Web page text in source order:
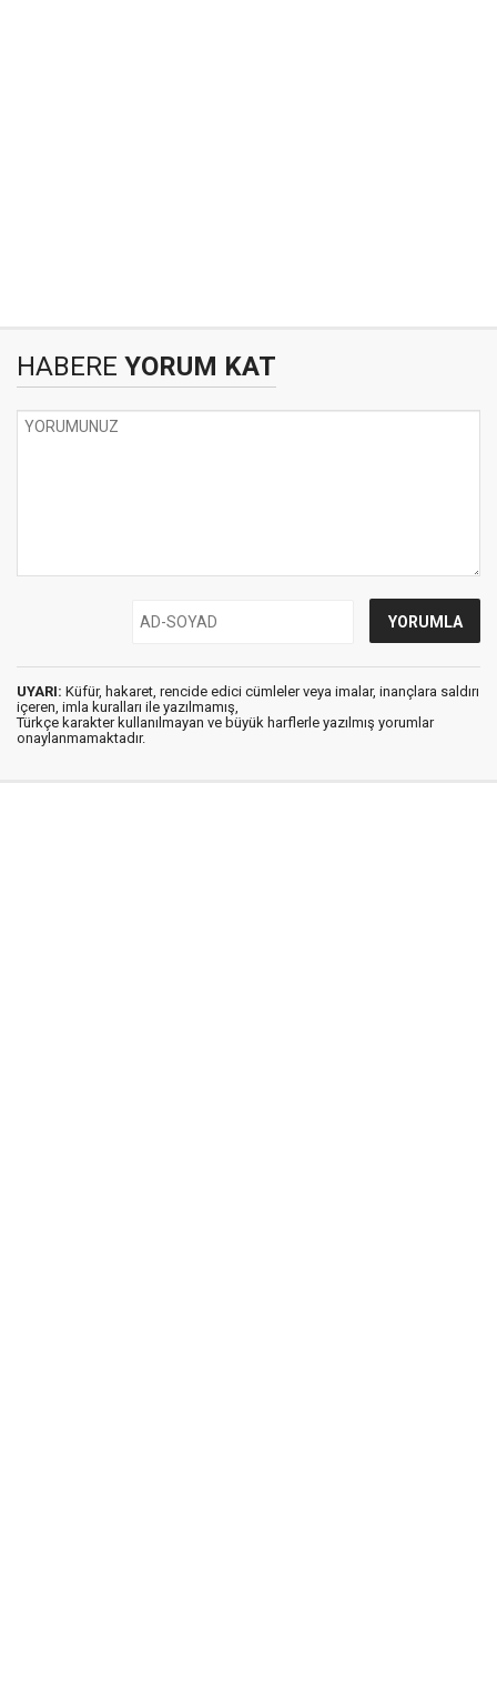
HABERE YORUM KAT
UYARI: Küfür, hakaret, rencide edici cümleler veya imalar, inançlara saldırı
içeren, imla kuralları ile yazılmamış,
Türkçe karakter kullanılmayan ve büyük harflerle yazılmış yorumlar
onaylanmamaktadır.